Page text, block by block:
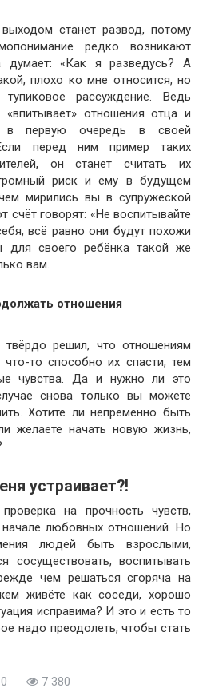
станет развод, потому
редко возникают
думает: «Как я разведусь? А
плохо ко мне относится, но
рассуждение. Ведь
«впитывает» отношения отца и
в первую очередь в своей
перед ним пример таких
он станет считать их
риск и ему в будущем
мирились вы в супружеской
счёт говорят: «Не воспитывайте
всё равно они будут похожи
для своего ребёнка такой же
вам.
отношения
твёрдо решил, что отношениям
то способно их спасти, тем
чувства. Да и нужно ли это
снова только вы можете
Хотите ли непременно быть
желаете начать новую жизнь,
устраивает?!
на прочность чувств,
любовных отношений. Но
людей быть взрослыми,
сосуществовать, воспитывать
чем решаться сгоряча на
живёте как соседи, хорошо
исправима? И это и есть то
надо преодолеть, чтобы стать
0 7 380